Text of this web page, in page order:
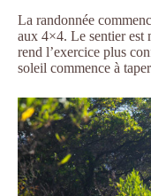
La randonnée
aux 4×4. Le sentier est
rend l’exercice plus
soleil commence à